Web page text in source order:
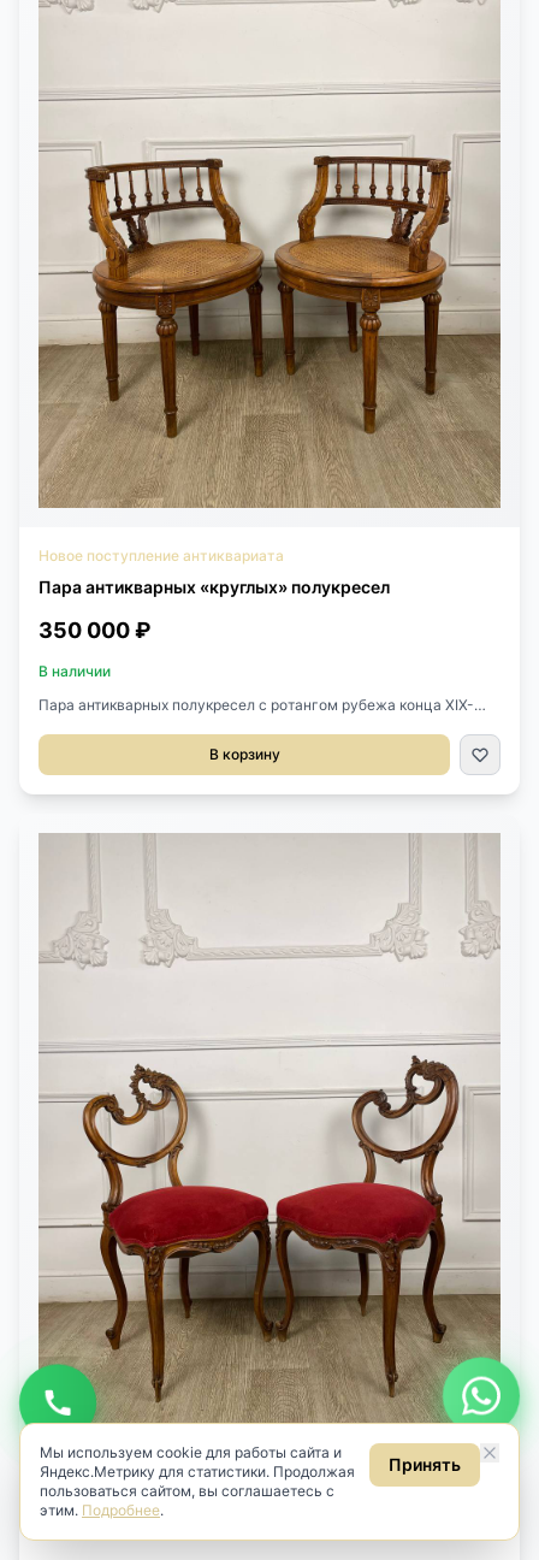
Новое поступление антиквариата
Пара антикварных «круглых» полукресел
350 000 ₽
В наличии
Пара антикварных полукресел с ротангом рубежа конца XIX-
натурального ротанга.Красивая балюстрада украшает спинку
кресел.Размер 52х48х72h см.Высота сиденья от пола 44 см.
В корзину
Новое поступление антиквариата
Будьте в курсе новинок
Узнавайте первыми о новом антиквариате
Подписаться
Даю согласие на обработку персональных данных в соответствии
Политикой
согласие на получение рекламных и информационных
рассылок(ст. 18 ФЗ «О рекламе»).
Мы используем cookie для работы сайта и
Яндекс.Метрику для статистики. Продолжая
пользоваться сайтом, вы соглашаетесь с
этим. Подробнее.
Принять